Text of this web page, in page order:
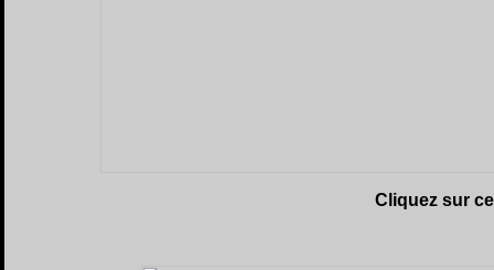
Cliquez sur